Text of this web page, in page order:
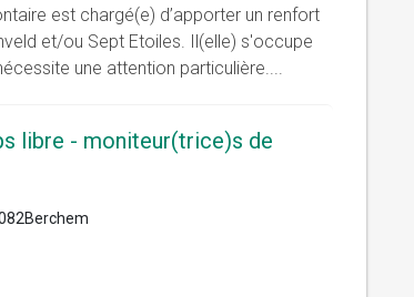
est chargé(e) d’apporter un renfort
et/ou Sept Etoiles. Il(elle) s'occupe
une attention particulière....
libre - moniteur(trice)s de